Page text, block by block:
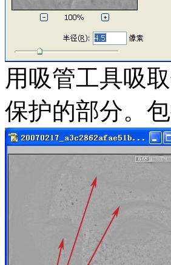
用吸管工具吸
保护的部分。